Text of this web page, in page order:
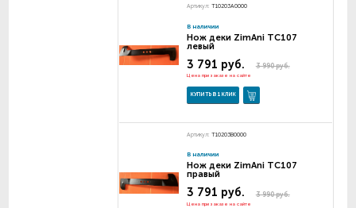
Артикул: T10203A0000
В наличии
Нож деки ZimAni TC107
левый
3 990 руб.
3 791 руб.
Цена при заказе на сайте
КУПИТЬ В 1 КЛИК
Артикул: T10203B0000
В наличии
Нож деки ZimAni TC107
правый
3 990 руб.
3 791 руб.
Цена при заказе на сайте